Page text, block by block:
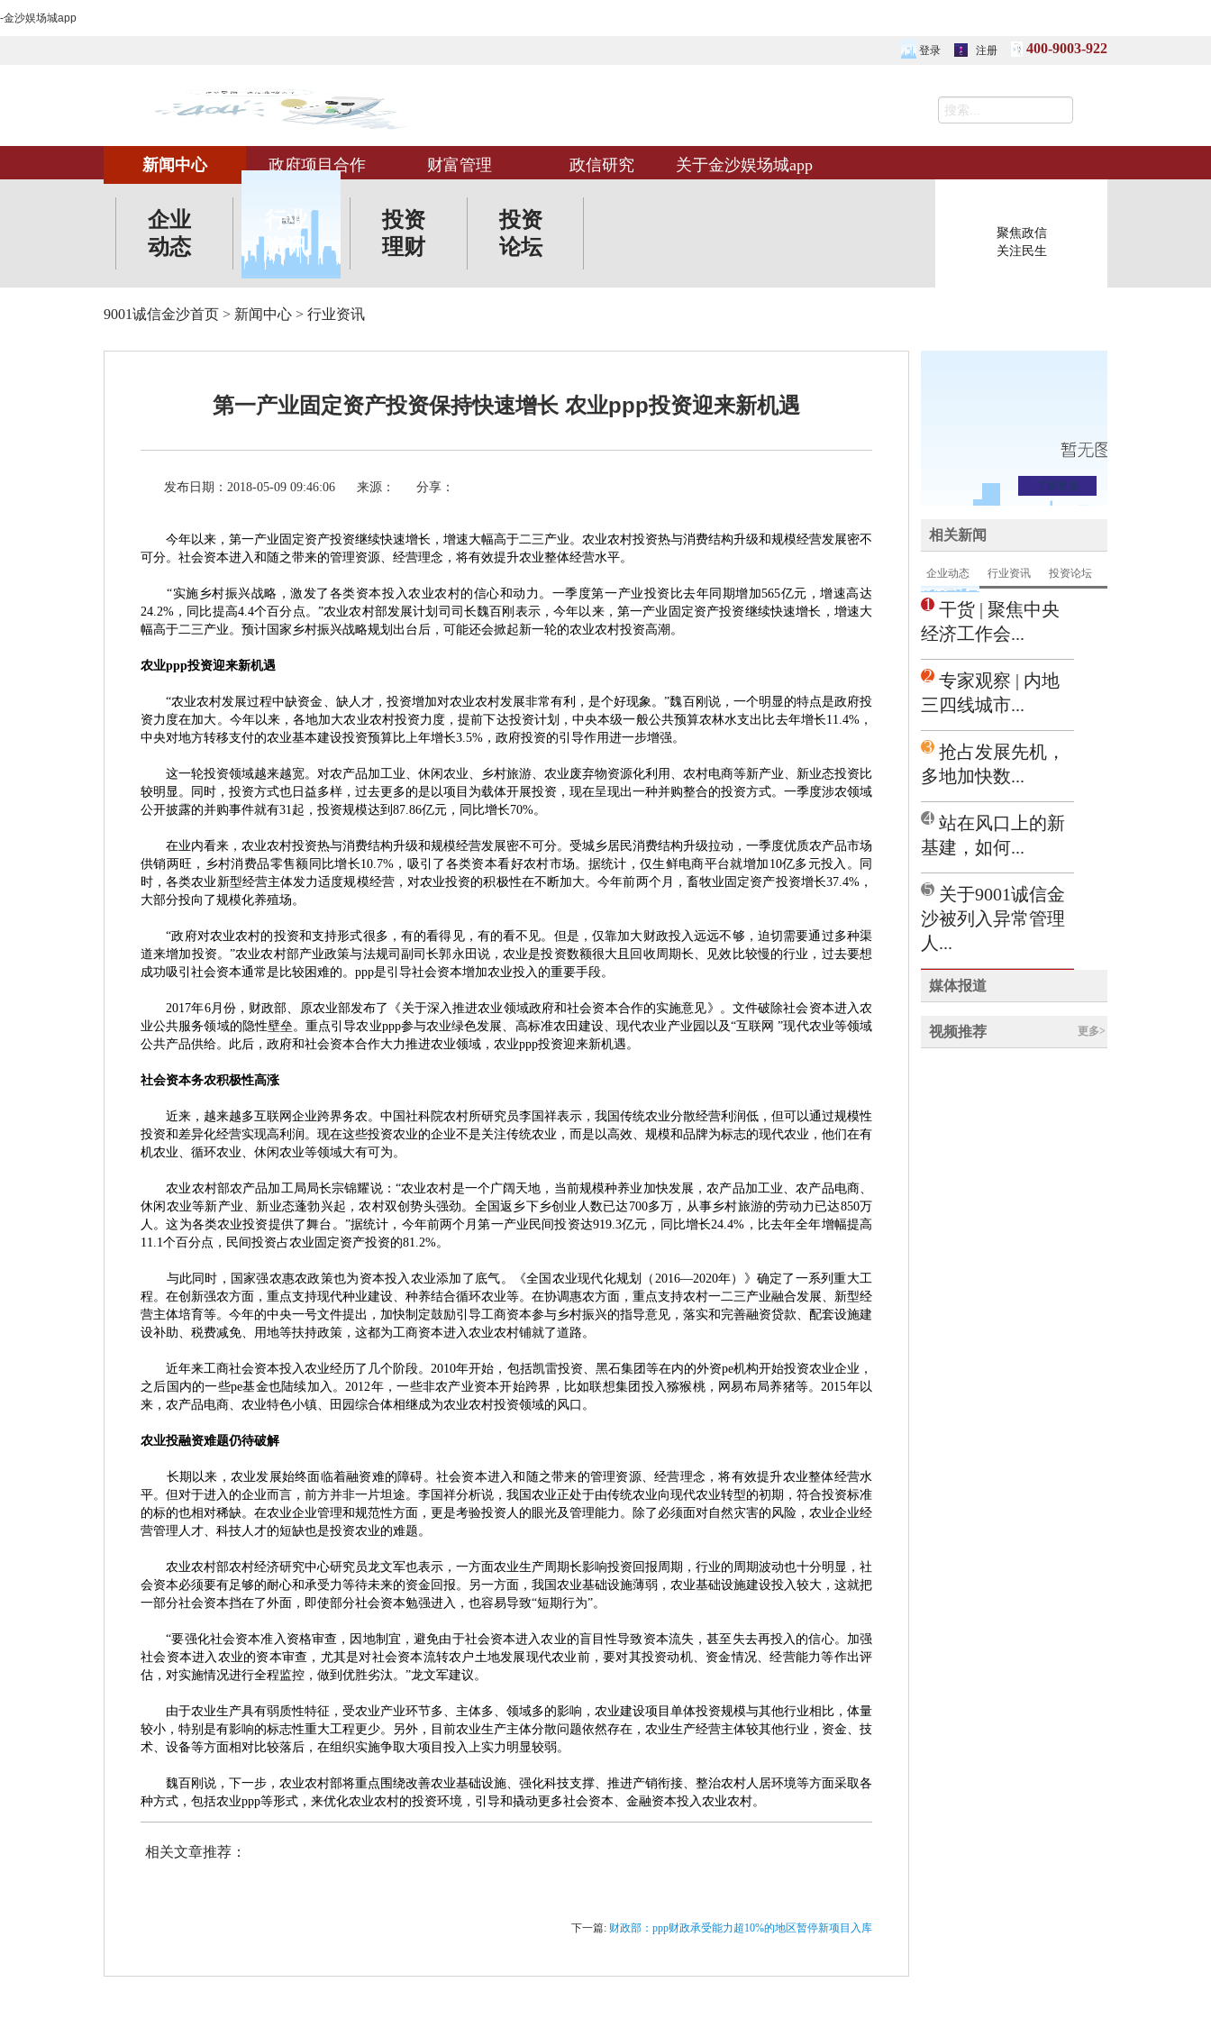
-金沙娱场城app
登录 注册 400-9003-922
新闻中心 政府项目合作 财富管理 政信研究 关于金沙娱场城app
企业
动态
行业
资讯
投资
理财
投资
论坛
聚焦政信
关注民生
9001诚信金沙首页 > 新闻中心 > 行业资讯
第一产业固定资产投资保持快速增长 农业ppp投资迎来新机遇
发布日期：2018-05-09 09:46:06 来源： 分享：
今年以来，第一产业固定资产投资继续快速增长，增速大幅高于二三产业。农业农村投资热与消费结构升级和规模经营发展密不
可分。社会资本进入和随之带来的管理资源、经营理念，将有效提升农业整体经营水平。
“实施乡村振兴战略，激发了各类资本投入农业农村的信心和动力。一季度第一产业投资比去年同期增加565亿元，增速高达
24.2%，同比提高4.4个百分点。”农业农村部发展计划司司长魏百刚表示，今年以来，第一产业固定资产投资继续快速增长，增速大
幅高于二三产业。预计国家乡村振兴战略规划出台后，可能还会掀起新一轮的农业农村投资高潮。
农业ppp投资迎来新机遇
“农业农村发展过程中缺资金、缺人才，投资增加对农业农村发展非常有利，是个好现象。”魏百刚说，一个明显的特点是政府投
资力度在加大。今年以来，各地加大农业农村投资力度，提前下达投资计划，中央本级一般公共预算农林水支出比去年增长11.4%，
中央对地方转移支付的农业基本建设投资预算比上年增长3.5%，政府投资的引导作用进一步增强。
这一轮投资领域越来越宽。对农产品加工业、休闲农业、乡村旅游、农业废弃物资源化利用、农村电商等新产业、新业态投资比
较明显。同时，投资方式也日益多样，过去更多的是以项目为载体开展投资，现在呈现出一种并购整合的投资方式。一季度涉农领域
公开披露的并购事件就有31起，投资规模达到87.86亿元，同比增长70%。
在业内看来，农业农村投资热与消费结构升级和规模经营发展密不可分。受城乡居民消费结构升级拉动，一季度优质农产品市场
供销两旺，乡村消费品零售额同比增长10.7%，吸引了各类资本看好农村市场。据统计，仅生鲜电商平台就增加10亿多元投入。同
时，各类农业新型经营主体发力适度规模经营，对农业投资的积极性在不断加大。今年前两个月，畜牧业固定资产投资增长37.4%，
大部分投向了规模化养殖场。
“政府对农业农村的投资和支持形式很多，有的看得见，有的看不见。但是，仅靠加大财政投入远远不够，迫切需要通过多种渠
道来增加投资。”农业农村部产业政策与法规司副司长郭永田说，农业是投资数额很大且回收周期长、见效比较慢的行业，过去要想
成功吸引社会资本通常是比较困难的。ppp是引导社会资本增加农业投入的重要手段。
2017年6月份，财政部、原农业部发布了《关于深入推进农业领域政府和社会资本合作的实施意见》。文件破除社会资本进入农
业公共服务领域的隐性壁垒。重点引导农业ppp参与农业绿色发展、高标准农田建设、现代农业产业园以及“互联网 ”现代农业等领域
公共产品供给。此后，政府和社会资本合作大力推进农业领域，农业ppp投资迎来新机遇。
社会资本务农积极性高涨
近来，越来越多互联网企业跨界务农。中国社科院农村所研究员李国祥表示，我国传统农业分散经营利润低，但可以通过规模性
投资和差异化经营实现高利润。现在这些投资农业的企业不是关注传统农业，而是以高效、规模和品牌为标志的现代农业，他们在有
机农业、循环农业、休闲农业等领域大有可为。
农业农村部农产品加工局局长宗锦耀说： “农业农村是一个广阔天地，当前规模种养业加快发展，农产品加工业、农产品电商、
休闲农业等新产业、新业态蓬勃兴起，农村双创势头强劲。全国返乡下乡创业人数已达700多万，从事乡村旅游的劳动力已达850万
人。这为各类农业投资提供了舞台。”据统计，今年前两个月第一产业民间投资达919.3亿元，同比增长24.4%，比去年全年增幅提高
11.1个百分点，民间投资占农业固定资产投资的81.2%。
与此同时，国家强农惠农政策也为资本投入农业添加了底气。《全国农业现代化规划（ 2016—2020年）》确定了一系列重大工
程。在创新强农方面，重点支持现代种业建设、种养结合循环农业等。在协调惠农方面，重点支持农村一二三产业融合发展、新型经
营主体培育等。今年的中央一号文件提出，加快制定鼓励引导工商资本参与乡村振兴的指导意见，落实和完善融资贷款、配套设施建
设补助、税费减免、用地等扶持政策，这都为工商资本进入农业农村铺就了道路。
近年来工商社会资本投入农业经历了几个阶段。2010年开始，包括凯雷投资、黑石集团等在内的外资pe机构开始投资农业企业，
之后国内的一些pe基金也陆续加入。2012年，一些非农产业资本开始跨界，比如联想集团投入猕猴桃，网易布局养猪等。2015年以
来，农产品电商、农业特色小镇、田园综合体相继成为农业农村投资领域的风口。
农业投融资难题仍待破解
长期以来，农业发展始终面临着融资难的障碍。社会资本进入和随之带来的管理资源、经营理念，将有效提升农业整体经营水
平。但对于进入的企业而言，前方并非一片坦途。李国祥分析说，我国农业正处于由传统农业向现代农业转型的初期，符合投资标准
的标的也相对稀缺。在农业企业管理和规范性方面，更是考验投资人的眼光及管理能力。除了必须面对自然灾害的风险，农业企业经
营管理人才、科技人才的短缺也是投资农业的难题。
农业农村部农村经济研究中心研究员龙文军也表示，一方面农业生产周期长影响投资回报周期，行业的周期波动也十分明显，社
会资本必须要有足够的耐心和承受力等待未来的资金回报。另一方面，我国农业基础设施薄弱，农业基础设施建设投入较大，这就把
一部分社会资本挡在了外面，即使部分社会资本勉强进入，也容易导致“短期行为”。
“要强化社会资本准入资格审查，因地制宜，避免由于社会资本进入农业的盲目性导致资本流失，甚至失去再投入的信心。加强
社会资本进入农业的资本审查，尤其是对社会资本流转农户土地发展现代农业前，要对其投资动机、资金情况、经营能力等作出评
估，对实施情况进行全程监控，做到优胜劣汰。”龙文军建议。
由于农业生产具有弱质性特征，受农业产业环节多、主体多、领域多的影响，农业建设项目单体投资规模与其他行业相比，体量
较小，特别是有影响的标志性重大工程更少。另外，目前农业生产主体分散问题依然存在，农业生产经营主体较其他行业，资金、技
术、设备等方面相对比较落后，在组织实施争取大项目投入上实力明显较弱。
魏百刚说，下一步，农业农村部将重点围绕改善农业基础设施、强化科技支撑、推进产销衔接、整治农村人居环境等方面采取各
种方式，包括农业ppp等形式，来优化农业农村的投资环境，引导和撬动更多社会资本、金融资本投入农业农村。
相关文章推荐：
下一篇: 财政部：ppp财政承受能力超10%的地区暂停新项目入库
了解更多
相关新闻
企业动态 行业资讯 投资论坛
1 干货 | 聚焦中央
经济工作会...
2 专家观察 | 内地
三四线城市...
3 抢占发展先机，
多地加快数...
4 站在风口上的新
基建，如何...
5 关于9001诚信金
沙被列入异常管理
人...
媒体报道
视频推荐 更多>